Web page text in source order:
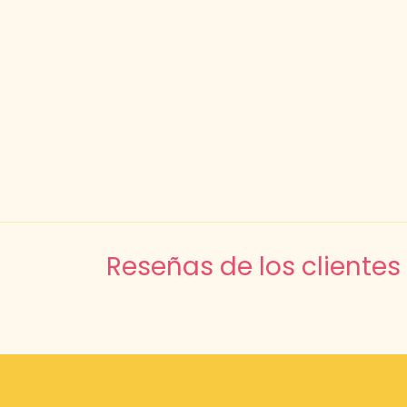
Reseñas de los clientes